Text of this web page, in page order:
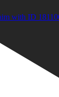
with ID